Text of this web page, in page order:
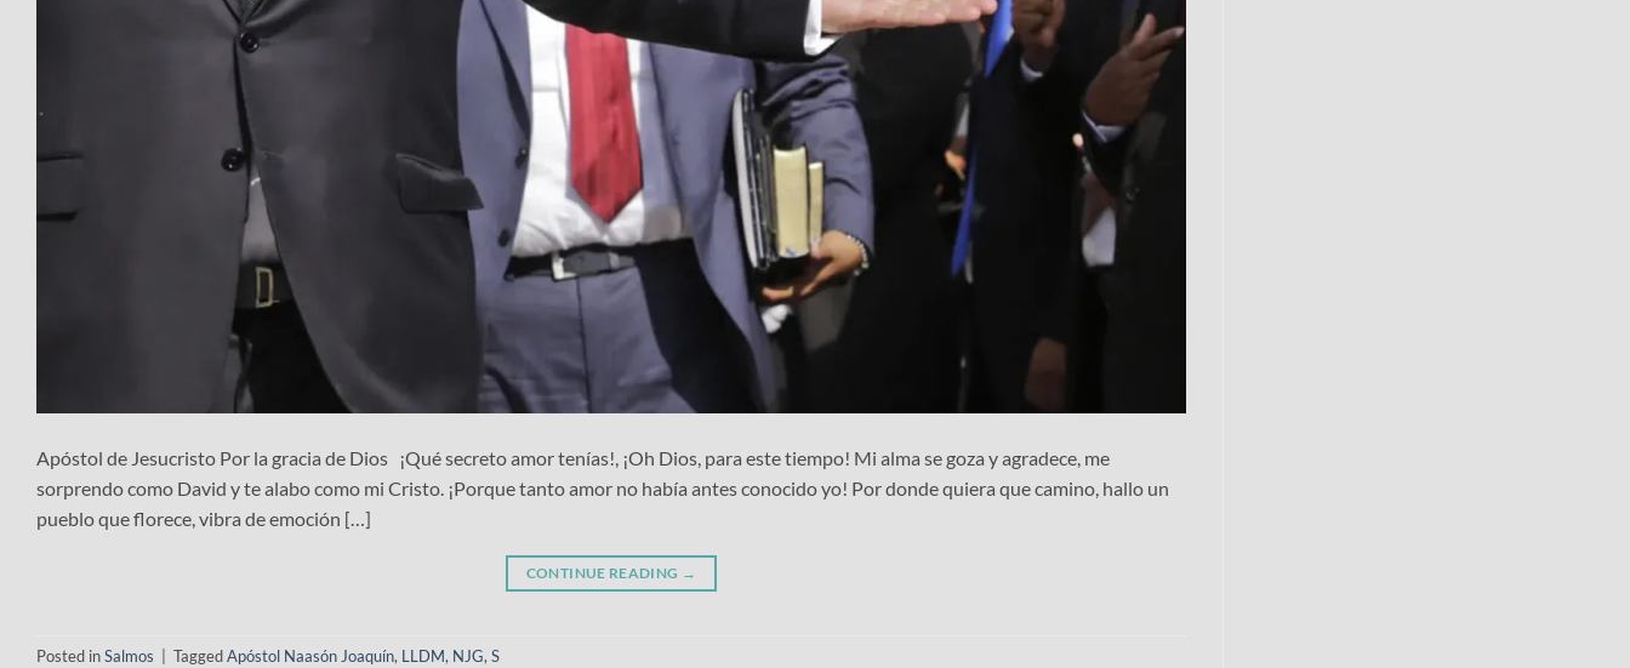
Apóstol de Jesucristo Por la gracia de Dios ¡Qué secreto amor tenías!, ¡Oh Dios, para este tiempo! Mi alma se goza y agradece, me
sorprendo como David y te alabo como mi Cristo. ¡Porque tanto amor no había antes conocido yo! Por donde quiera que camino, hallo un
pueblo que florece, vibra de emoción […]
CONTINUE READING →
Posted inSalmos TaggedApóstol Naasón Joaquín, LLDM, NJG, S